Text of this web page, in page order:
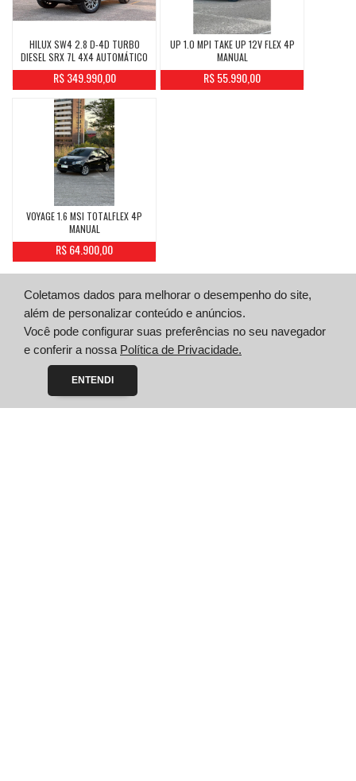
HILUX SW4 2.8 D-4D TURBO
DIESEL SRX 7L 4X4 AUTOMÁTICO
R$ 349.990,00
UP 1.0 MPI TAKE UP 12V FLEX 4P
MANUAL
R$ 55.990,00
VOYAGE 1.6 MSI TOTALFLEX 4P
MANUAL
R$ 64.900,00
Coletamos dados para melhorar o desempenho do site,
além de personalizar conteúdo e anúncios.
Você pode configurar suas preferências no seu navegador
e conferir a nossa Política de Privacidade.
ENTENDI